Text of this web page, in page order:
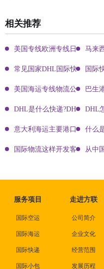
相关推荐
美国专线欧洲专线日本专线
马来
常见国家DHL国际快递客服
国际
美国海运专线物流公司有哪些
巴生
DHL是什么快递?DHL国际快
DHL
意大利海运主要港口有哪些
什么
国际物流这样开发客户会让
从中
服务项目
国际空运
国际海运
国际快递
国际小包
走进方联
公司简介
企业文化
经营范围
发展历程